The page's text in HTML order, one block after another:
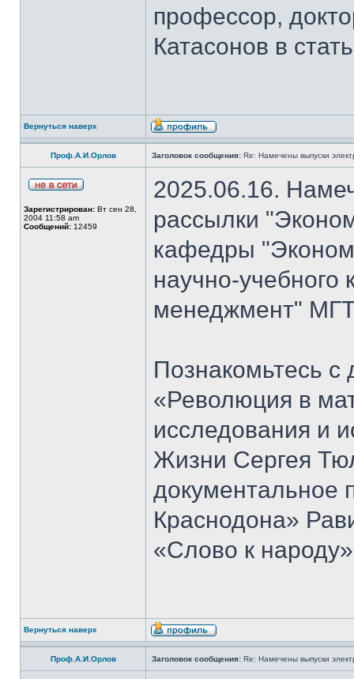
профессор,
Катасонов в
Вернуться наверх
Проф.А.И.Орлов Заголовок сообщения: Re: Намечены выпуски
Зарегистрирован: Вт сен 28,
2004 11:58 am
Сообщений: 12459
2025.06.16.
рассылки
кафедры
научно-
менеджмент"
Познакомьтесь
«Революция в
исследования и
Жизни Сергея
документальное
Краснодона»
«Слово к
Вернуться наверх
Проф.А.И.Орлов Заголовок сообщения: Re: Намечены выпуски